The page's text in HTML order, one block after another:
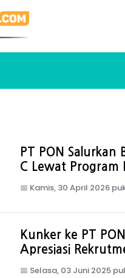
PT PON Salurkan
C Lewat Program
📅 Kamis, 30 April 2026
Kunker ke PT
Apresiasi
📅 Selasa, 03 Juni 2025